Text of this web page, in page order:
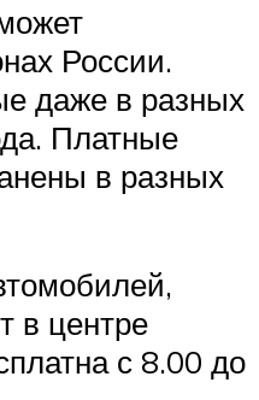
России.
даже в разных
Платные
в разных
в центре
с 8.00 до